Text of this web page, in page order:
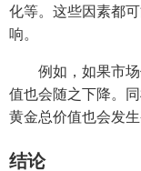
化等。这些因素都
响。
例如，如果市
值也会随之下降。
黄金总价值也会发生
结论